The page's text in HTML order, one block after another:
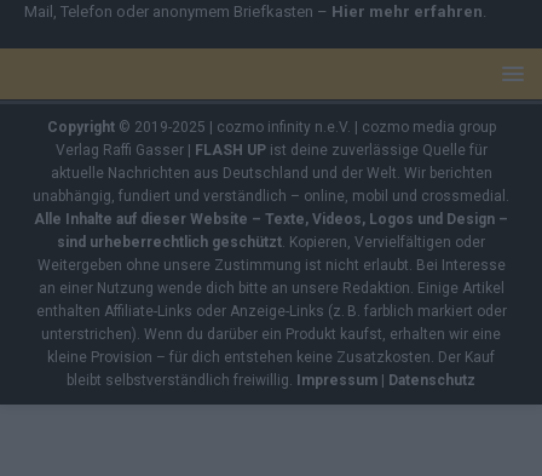
Mail, Telefon oder anonymem Briefkasten – Hier mehr erfahren
Copyright© 2019-2025 | cozmo infinity n.e.V. | cozmo media group
Verlag Raffi Gasser | FLASH UPist deine zuverlässige Quelle für
aktuelle Nachrichten aus Deutschland und der Welt. Wir berichten
unabhängig, fundiert und verständlich – online, mobil und crossmedial.
Alle Inhalte auf dieser Website – Texte, Videos, Logos und Design –
sind urheberrechtlich geschützt . Kopieren, Vervielfältigen oder
Weitergeben ohne unsere Zustimmung ist nicht erlaubt. Bei Interesse
an einer Nutzung wende dich bitte an unsere Redaktion. Einige Artikel
enthalten Affiliate-Links oder Anzeige-Links (z. B. farblich markiert oder
unterstrichen). Wenn du darüber ein Produkt kaufst, erhalten wir eine
kleine Provision – für dich entstehen keine Zusatzkosten. Der Kauf
bleibt selbstverständlich freiwillig. Impressum | Datenschutz